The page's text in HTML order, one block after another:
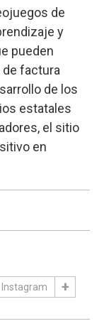
de
y
pueden
de factura
de los
estatales
el sitio
en
Instagram